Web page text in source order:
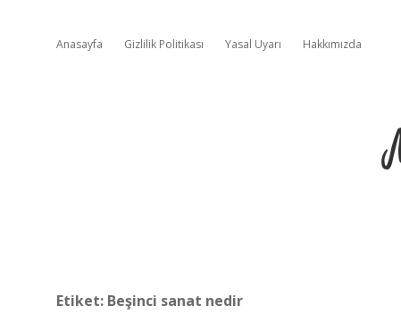
Anasayfa Gizlilik Politikası Yasal Uyarı Hakkımızda
Etiket: Beşinci sanat nedir